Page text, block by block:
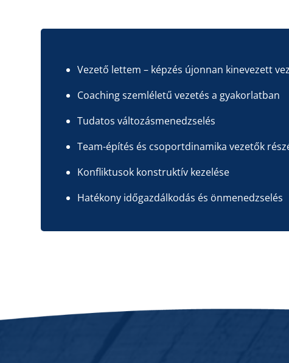
Vezető lettem – képzés újonnan kinevezett
Coaching szemléletű vezetés a gyakorlatban
Tudatos változásmenedzselés
Team-építés és csoportdinamika vezetők
Konfliktusok konstruktív kezelése
Hatékony időgazdálkodás és önmenedzselés